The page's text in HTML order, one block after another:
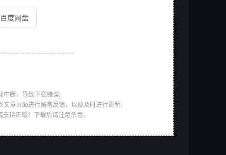
百度网盘
中断，导致下载错误;
章页面进行留言反馈，以便及时进行更新;
持正版！下载后请注意杀毒。